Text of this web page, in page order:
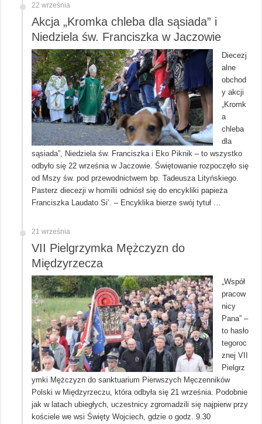
22 września
Akcja „Kromka chleba dla sąsiada” i
Niedziela św. Franciszka w Jaczowie
Diecezj
alne
obchod
y akcji
„Kromk
a
chleba
dla
sąsiada”, Niedziela św. Franciszka i Eko Piknik – to wszystko
odbyło się 22 września w Jaczowie. Świętowanie rozpoczęło się
od Mszy św. pod przewodnictwem bp. Tadeusza Lityńskiego.
Pasterz diecezji w homilii odniósł się do encykliki papieża
Franciszka Laudato Si’. – Encyklika bierze swój tytuł …
21 września
VII Pielgrzymka Mężczyzn do
Międzyrzecza
„Współ
pracow
nicy
Pana” –
to hasło
tegoroc
znej VII
Pielgrz
ymki Mężczyzn do sanktuarium Pierwszych Męczenników
Polski w Międzyrzeczu, która odbyła się 21 września. Podobnie
jak w latach ubiegłych, uczestnicy zgromadzili się najpierw przy
kościele we wsi Święty Wojciech, gdzie o godz. 9.30